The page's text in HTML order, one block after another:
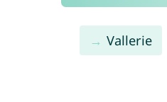
Vallerie